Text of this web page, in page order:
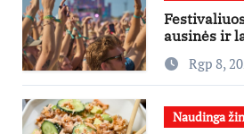
ausinės ir
ekspertai
didžiausias
Rgp 8,
Naudinga